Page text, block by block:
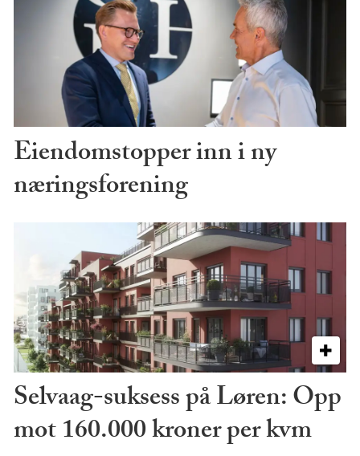
Eiendomstopper inn i ny
næringsforening
Selvaag-suksess på Løren: Opp
mot 160.000 kroner per kvm